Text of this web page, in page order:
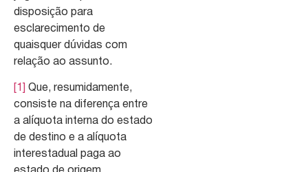
disposição para
esclarecimento de
quaisquer dúvidas com
relação ao assunto.
[1]
Que, resumidamente,
consiste na diferença entre
a alíquota interna do estado
de destino e a alíquota
interestadual paga ao